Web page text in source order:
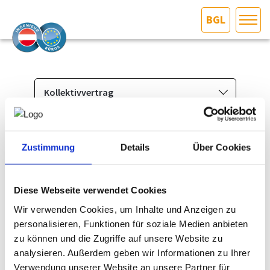
Zustimmung Details Über Cookies
Diese Webseite verwendet Cookies
Wir verwenden Cookies, um Inhalte und Anzeigen zu
personalisieren, Funktionen für soziale Medien anbieten
zu können und die Zugriffe auf unsere Website zu
analysieren. Außerdem geben wir Informationen zu Ihrer
Verwendung unserer Website an unsere Partner für
BGL
AKTUELLES/INGOO
MITGLIEDER­VERZEICHNIS
SERVICE
KONTAKT
Kollektivvertrag
Berufsbild & Gründung
Branchenrecht
Allgemeine Geschäftsbedingungen
Standesregeln
Kollektivvertrag
Versicherung
Broschüre "Haftungsansprüche
Welcher Kollektivvertrag gilt für Ingenieurbüros?
für Angestellte in Information und Consulting
Kollektivvertrag Information und Consulting 2026
Gehaltsordnung Information und Consulting, Angestellte,
gültig ab 1.1.2026 - WKO
Information zum KV-Abschluss 2026 für Angestellte in